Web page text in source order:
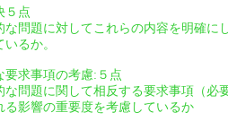
５点
題に対してこれらの内容を明確に
るか。
求事項の考慮:５点
題に関して相反する要求事項（必
る影響の重要度を考慮しているか